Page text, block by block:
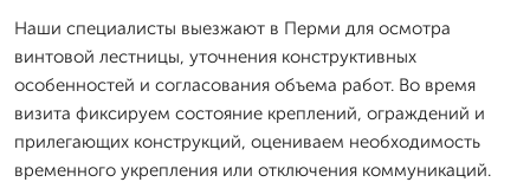
Наши специалисты выезжают в Перми для осмотра
винтовой лестницы, уточнения конструктивных
особенностей и согласования объема работ. Во время
визита фиксируем состояние креплений, ограждений и
прилегающих конструкций, оцениваем необходимость
временного укрепления или отключения коммуникаций.